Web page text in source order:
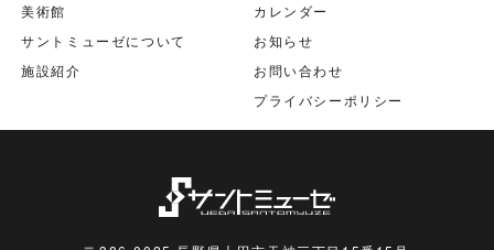
美術館
サントミューゼについて
施設紹介
カレンダー
お知らせ
お問い合わせ
プライバシーポリシー